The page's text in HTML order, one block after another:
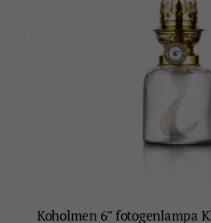
Koholmen 6” fotogenlampa